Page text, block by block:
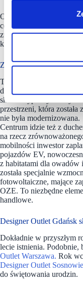
Oczywiście zawsze
ceny będą największym
znaczenia food courtu w
kupującego. To silny
Zmieni się także
Tak, wokół centrum już
dosadzane są drzewa i
skwer wypoczynkowy. To
przestrzeni, która
nie była modernizowana.
Centrum idzie też z
na rzecz
mobilności inwestor
pojazdów EV,
z habitatami dla owadów
została specjalnie
fotowoltaiczne, mające
OZE. To niezbędne
handlowe.
Designer Outlet Gdańsk
Dokładnie w przyszłym
lecie istnienia. Podobnie,
Outlet Warszawa. Rok
Designer Outlet
do świętowania urodzin.